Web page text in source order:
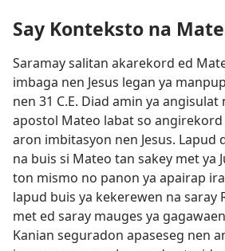
Say Konteksto na
Saramay salitan akarekord ed
imbaga nen Jesus legan ya
nen 31 C.E. Diad amin ya angisulat
apostol Mateo labat so angirekord
aron imbitasyon nen Jesus. Lapud
na buis si Mateo tan sakey met ya
ton mismo no panon ya apairap
lapud buis ya kekerewen na saray
met ed saray mauges ya
Kanian seguradon apaseseg nen